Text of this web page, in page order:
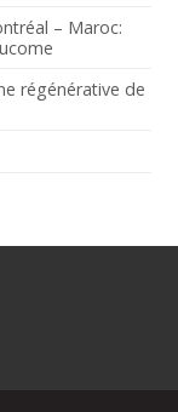
– Maroc:
régénérative de